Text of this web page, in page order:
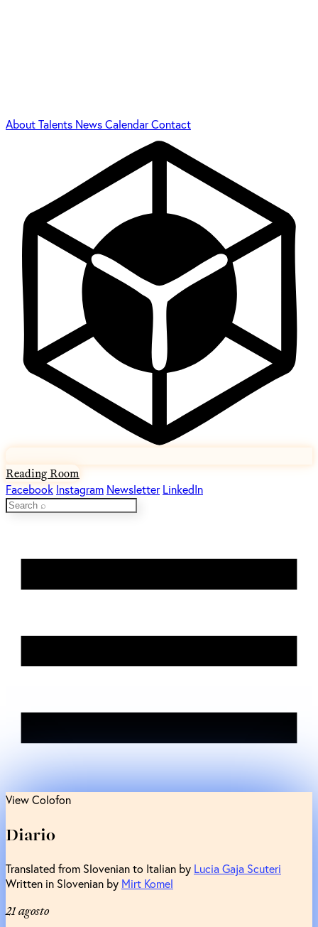
AboutTalents NewsCalendarContact
Reading Room
Facebook Instagram Newsletter LinkedIn
View Colofon
Diario
Translated from Slovenian to Italian by Lucia Gaja Scuteri
Written in Slovenian by Mirt Komel
21 agosto